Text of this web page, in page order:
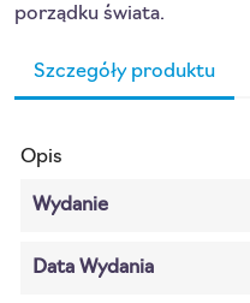
porządku świata.
Szczegóły produktu
Opis
Wydanie
Data Wydania